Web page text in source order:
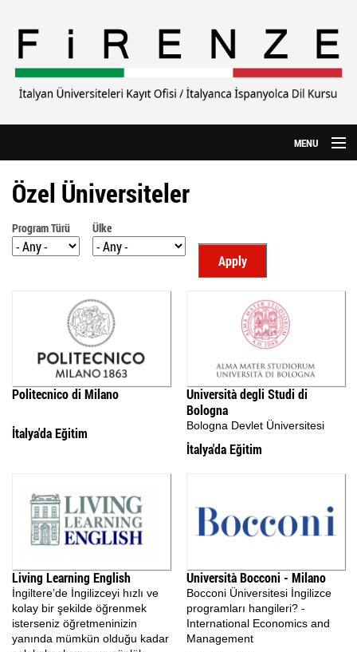
MENU
Anasayfa
CILS Sınavı
Özel Üniversiteler
İtalyanca Kursu
İspanyolca Kursu
Burs Yarışmaları
İtalyan Üniversitelerine Hazırlık
Dil Okulları
Gurur Tablomuz
İletişim
Özel Üniversiteler
Program Türü Ülke
Apply
Politecnico di Milano
İtalya'da Eğitim
Università degli Studi di
Bologna
Bologna Devlet Üniversitesi
İtalya'da Eğitim
Living Learning English
İngiltere’de İngilizceyi hızlı ve
kolay bir şekilde öğrenmek
isterseniz öğretmeninizin
yanında mümkün olduğu kadar
Università Bocconi - Milano
Bocconi Üniversitesi İngilizce
programları hangileri? -
International Economics and
Management